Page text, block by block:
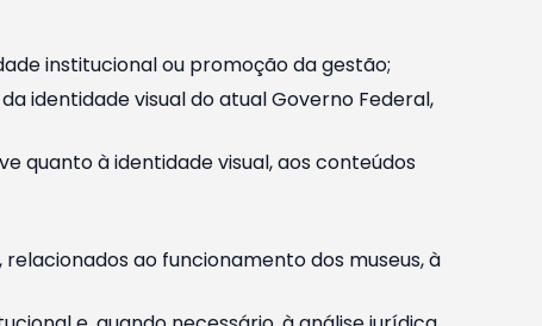
institucional ou promoção da gestão;
identidade visual do atual Governo Federal,
quanto à identidade visual, aos conteúdos
ao funcionamento dos museus, à